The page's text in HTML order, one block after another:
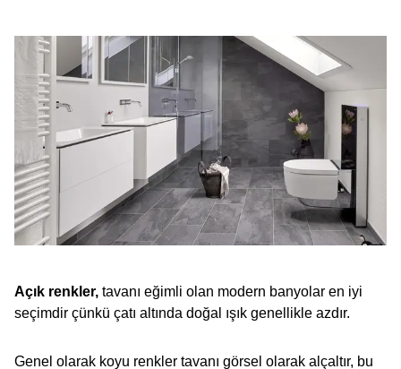
Açık renkler, tavanı eğimli olan modern banyolar en iyi
seçimdir çünkü çatı altında doğal ışık genellikle azdır.
Genel olarak koyu renkler tavanı görsel olarak alçaltır, bu